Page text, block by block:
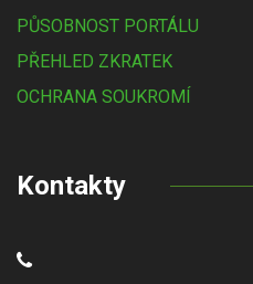
PŮSOBNOST PORTÁLU
PŘEHLED ZKRATEK
OCHRANA SOUKROMÍ
Kontakty